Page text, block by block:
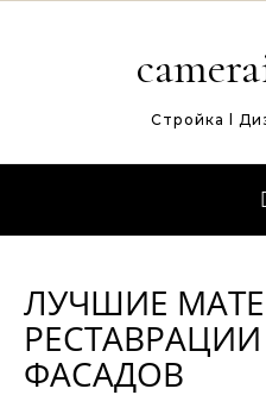
Стройка l
ЛУЧШИЕ
ФАСАДОВ